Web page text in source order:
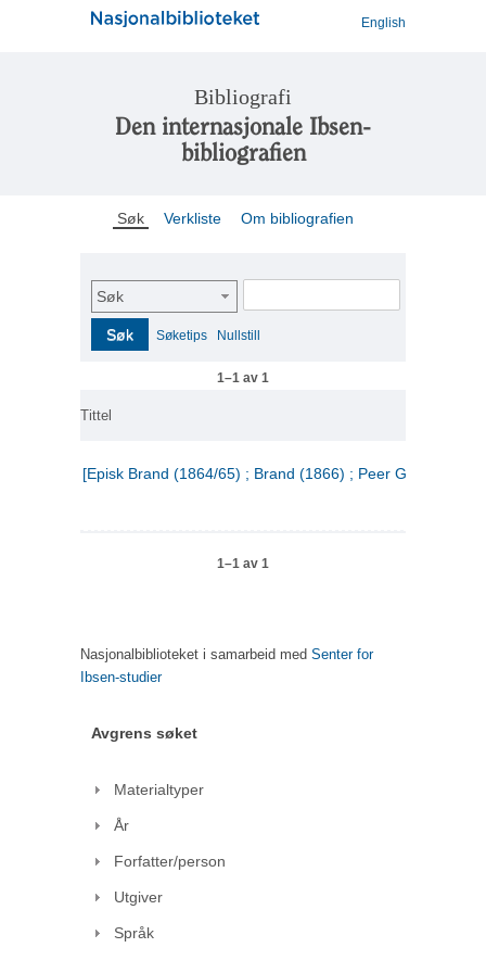
English
Bibliografi
Den internasjonale Ibsen-
bibliografien
Søk Verkliste Om bibliografien
Søk
Søk Søketips Nullstill
1–1 av 1
Tittel
[Episk Brand (1864/65) ; Brand (1866) ; Peer Gynt (1867)]
1–1 av 1
Nasjonalbiblioteket i samarbeid med Senter for
Ibsen-studier
Avgrens søket
Materialtyper
År
Forfatter/person
Utgiver
Språk